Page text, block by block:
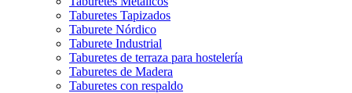
Taburetes Tapizados
Taburete Nórdico
Taburete Industrial
Taburetes de terraza para hostelería
Taburetes de Madera
Taburetes con respaldo